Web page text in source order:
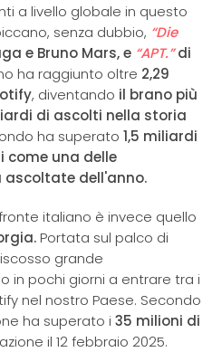
a livello globale in questo
senza dubbio, “Die
e Bruno Mars, e “APT.”di
ha raggiunto oltre 2,29
, diventando il brano più
di ascolti nella storia
ha superato 1,5 miliardi
come una delle
ascoltate dell'anno.
italiano è invece quello
Portata sul palco di
grande
in pochi giorni a entrare tra i
nel nostro Paese. Secondo
ha superato i 35 milioni di
il 12 febbraio 2025.